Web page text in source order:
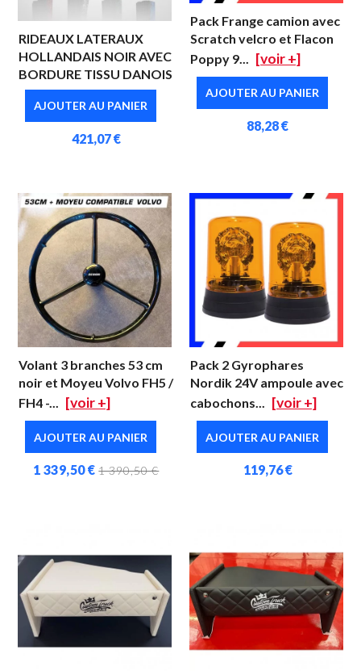
RIDEAUX LATERAUX
HOLLANDAIS NOIR AVEC
BORDURE TISSU DANOIS
AJOUTER AU PANIER
421,07 €
Pack Frange camion avec
Scratch velcro et Flacon
Poppy 9... [voir +]
AJOUTER AU PANIER
88,28 €
Volant 3 branches 53 cm
noir et Moyeu Volvo FH5 /
FH4 -... [voir +]
AJOUTER AU PANIER
1 339,50 € 1 390,50 €
Pack 2 Gyrophares
Nordik 24V ampoule avec
cabochons... [voir +]
AJOUTER AU PANIER
119,76 €